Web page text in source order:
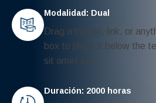
Modalidad: Dual
Drag a button, link, or
box to place it below the
sit amet elit.
Duración: 2000 horas